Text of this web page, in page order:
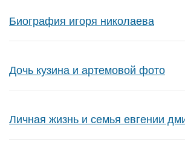
Биография игоря николаева
Дочь кузина и артемовой фото
Личная жизнь и семья евгении